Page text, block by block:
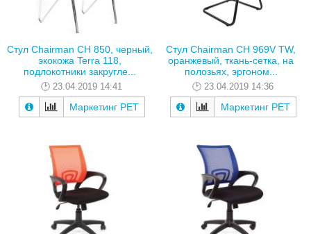
Стул Chairman CH 850, черный,
экокожа Terra 118,
подлокотники закругле...
23.04.2019 14:41
Маркетинг РЕТ
Стул Chairman CH 969V TW,
оранжевый, ткань-сетка, на
полозьях, эргоном...
23.04.2019 14:36
Маркетинг РЕТ